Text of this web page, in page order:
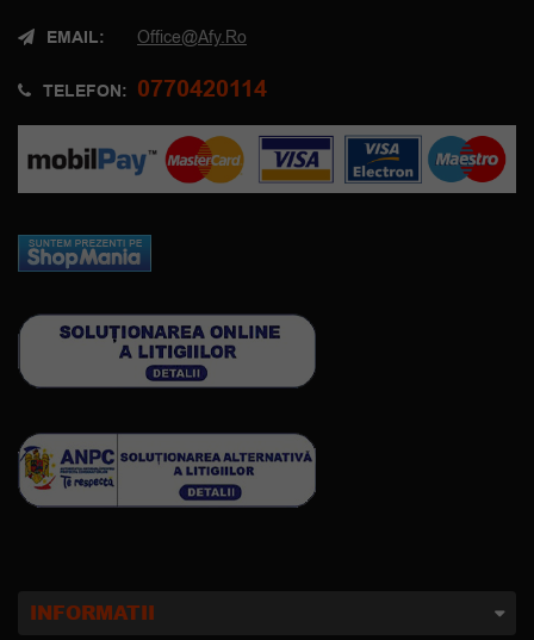
EMAIL: Office@afy.ro
TELEFON: 0770420114
INFORMATII